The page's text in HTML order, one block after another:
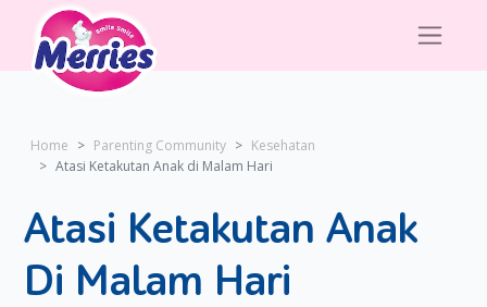
Home Parenting Community
Kesehatan
Atasi Ketakutan Anak di Malam Hari
Atasi Ketakutan Anak
Di Malam Hari